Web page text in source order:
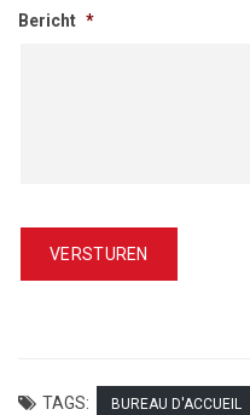
Bericht *
TAGS: BUREAU D'ACCUEIL